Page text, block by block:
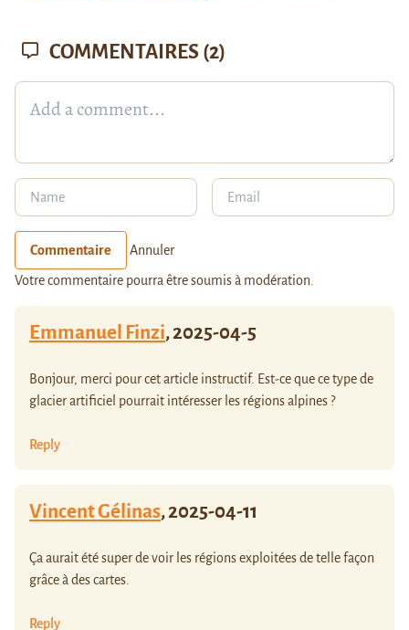
COMMENTAIRES (2)
Commentaire Annuler
Votre commentaire pourra être soumis à modération.
Emmanuel Finzi,2025-04-5
Bonjour, merci pour cet article instructif. Est-ce que ce type de
glacier artificiel pourrait intéresser les régions alpines ?
Reply
Vincent Gélinas,2025-04-11
Ça aurait été super de voir les régions exploitées de telle façon
grâce à des cartes.
Reply